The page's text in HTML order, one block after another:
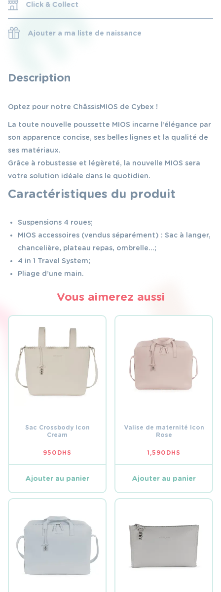
Click & Collect
Ajouter a ma liste de naissance
Description
Optez pour notre Châssis MIOS de Cybex !
La toute nouvelle poussette MIOS incarne l’élégance par
son apparence concise, ses belles lignes et la qualité de
ses matériaux.
Grâce à robustesse et légèreté, la nouvelle MIOS sera
votre solution idéale dans le quotidien.
Caractéristiques du produit
Suspensions 4 roues;
MIOS accessoires (vendus séparément) : Sac à langer,
chancelière, plateau repas, ombrelle…;
4 in 1 Travel System;
Pliage d’une main.
Vous aimerez aussi
Sac Crossbody Icon
Cream
950 DHS
Ajouter au panier
Valise de maternité Icon
Rose
1,590 DHS
Ajouter au panier